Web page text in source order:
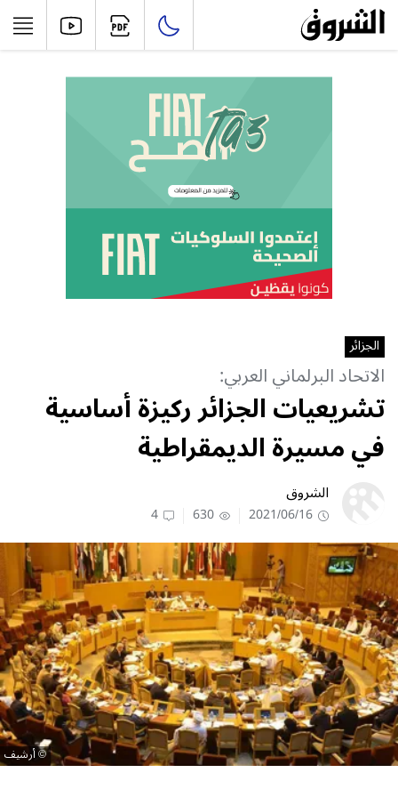
الجزائر
الاتحاد البرلماني العربي:
تشريعيات الجزائر ركيزة أساسية
في مسيرة الديمقراطية
الشروق
2021/06/16
630
4
أرشيف